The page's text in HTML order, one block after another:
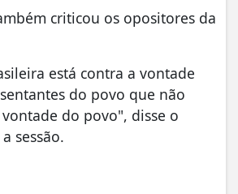
criticou os opositores da
está contra a vontade
do povo que não
do povo", disse o
sessão.